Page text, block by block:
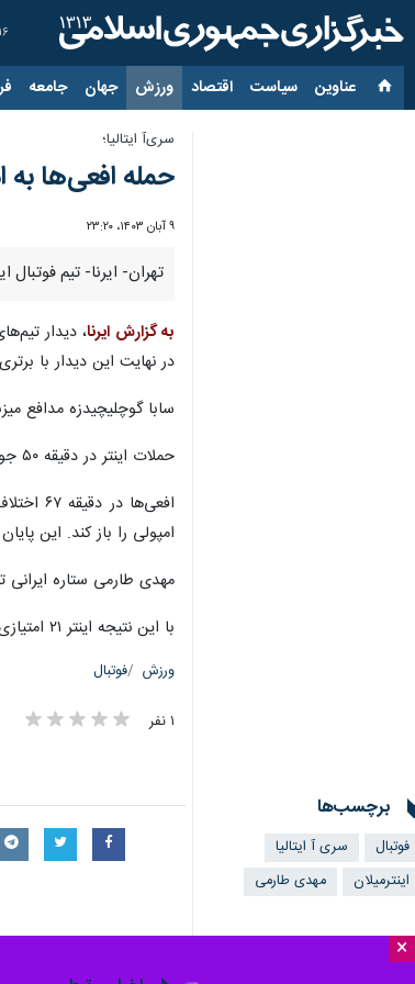
۱۶ مرداد ۱۴۰۵
عناوین‌ سیاست اقتصاد ورزش جهان جامعه
×
سری‌آ ایتالیا؛
حمله افعی‌ها به امپولی ۱۰ نفره؛ برتری اینتر
۹ آبان ۱۴۰۳، ۲۳:۲۰
تهران- ایرنا- تیم فوتبال اینتر
به گزارش ایرنا
در نهایت این دیدار با برتری ۳ بر صفر اینتر به پایان رسید.
سابا گوچلیچیدزه مدافع میزبان در دقیقه ۳۱ با دریافت کارت قرمز مستقیم از زمین بازی اخراج شد
حملات اینتر در دقیقه ۵۰ جواب داد و ضربه داویده فراتزی در شلوغی محوطه جریمه بعد از برخورد به مدافع حریف وارد دروازه امپولی شد.
امپولی را باز کند. این پایان کار نبود و اینتر توانست در
مهدی طارمی ستاره ایرانی تیم فوتبال
با این نتیجه اینتر ۲۱ امتیازی شد و در رتبه دوم قرار گرفت و در مقابل امپولی با ۱۱ امتیاز در رتبه یازدهم ایستاد.
ورزش فوتبال
۱ نفر
برچسب‌ها
فوتبال
سری آ ایتالیا
اینترمیلان
مهدی طارمی